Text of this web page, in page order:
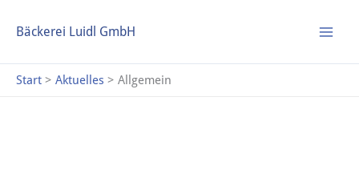
InhaltBäckerei Luidl GmbH
Start Aktuelles Allgemein
u
h